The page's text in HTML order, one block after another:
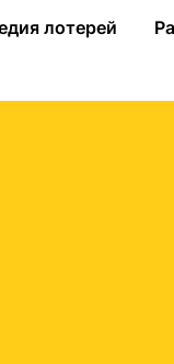
лотерей